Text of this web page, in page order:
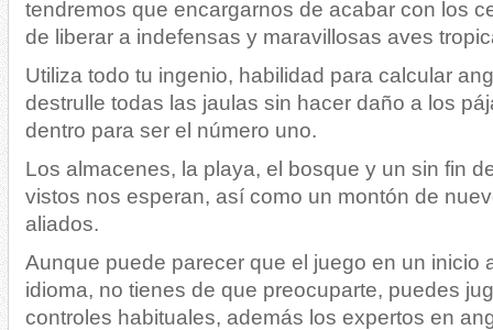
tendremos que encargarnos de acabar con los
de liberar a indefensas y maravillosas aves
Utiliza todo tu ingenio, habilidad para calcular
destrulle todas las jaulas sin hacer daño a los
dentro para ser el número uno.
Los almacenes, la playa, el bosque y un sin fin
vistos nos esperan, así como un montón de
aliados.
Aunque puede parecer que el juego en un inicio
idioma, no tienes de que preocuparte, puedes
controles habituales, además los expertos en